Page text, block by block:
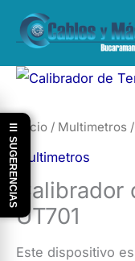
Inicio / Multimetros
Multimetros
Calibrador
UT701
Este dispositivo
☰ SUGERENCIAS